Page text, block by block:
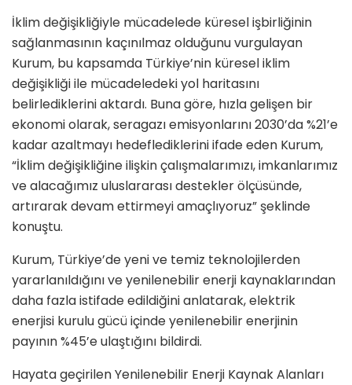
İklim değişikliğiyle mücadelede küresel işbirliğinin
sağlanmasının kaçınılmaz olduğunu vurgulayan
Kurum, bu kapsamda Türkiye’nin küresel iklim
değişikliği ile mücadeledeki yol haritasını
belirlediklerini aktardı. Buna göre, hızla gelişen bir
ekonomi olarak, seragazı emisyonlarını 2030’da %21’e
kadar azaltmayı hedeflediklerini ifade eden Kurum,
“İklim değişikliğine ilişkin çalışmalarımızı, imkanlarımız
ve alacağımız uluslararası destekler ölçüsünde,
artırarak devam ettirmeyi amaçlıyoruz” şeklinde
konuştu.
Kurum, Türkiye’de yeni ve temiz teknolojilerden
yararlanıldığını ve yenilenebilir enerji kaynaklarından
daha fazla istifade edildiğini anlatarak, elektrik
enerjisi kurulu gücü içinde yenilenebilir enerjinin
payının %45’e ulaştığını bildirdi.
Hayata geçirilen Yenilenebilir Enerji Kaynak Alanları